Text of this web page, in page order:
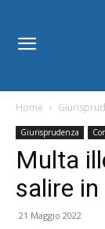
Home
Giurisprudenza
Multa
salire
21 Maggio 2022